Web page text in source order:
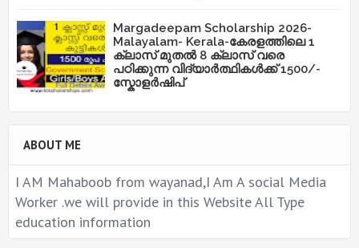
Margadeepam Scholarship 2026-
Malayalam- Kerala-കേരളത്തിലെ 1
ക്ലാസ് മുതൽ 8 ക്ലാസ് വരെ
പഠിക്കുന്ന വിദ്യാർത്ഥികൾക്ക് 1500/-
സ്കോളർഷിപ്
ABOUT ME
I AM Mahaboob from wayanad,I Am A social Media
Worker .we will provide in this Website All Type
education information